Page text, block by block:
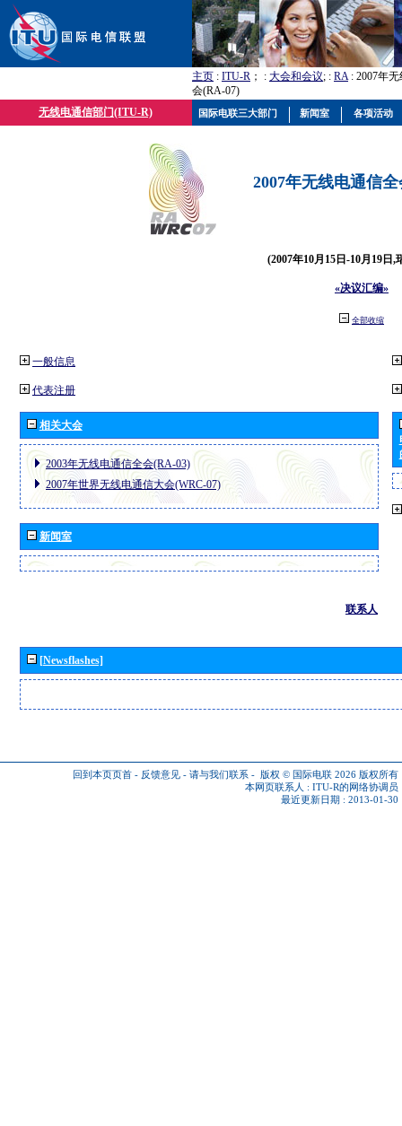
主页 : ITU-R ； : 大会和会议; : RA: 2007年
会(RA-07)
无线电通信部门(ITU-R)
2007年无线电通信
(2007年10月15日-10月19日,
«决议汇编»
全部收缩
一般信息
代表注册
相关大会
2003年无线电通信全会(RA-03)
2007年世界无线电通信大会(WRC-07)
新闻室
联系人
[Newsflashes]
回到本页页首 - 反馈意见 - 请与我们联系 - 版权 © 国际电联 2026 版权所有
本网页联系人 : ITU-R的网络协调员
最近更新日期 : 2013-01-30
国际电联三大部门 新闻室 各项活动